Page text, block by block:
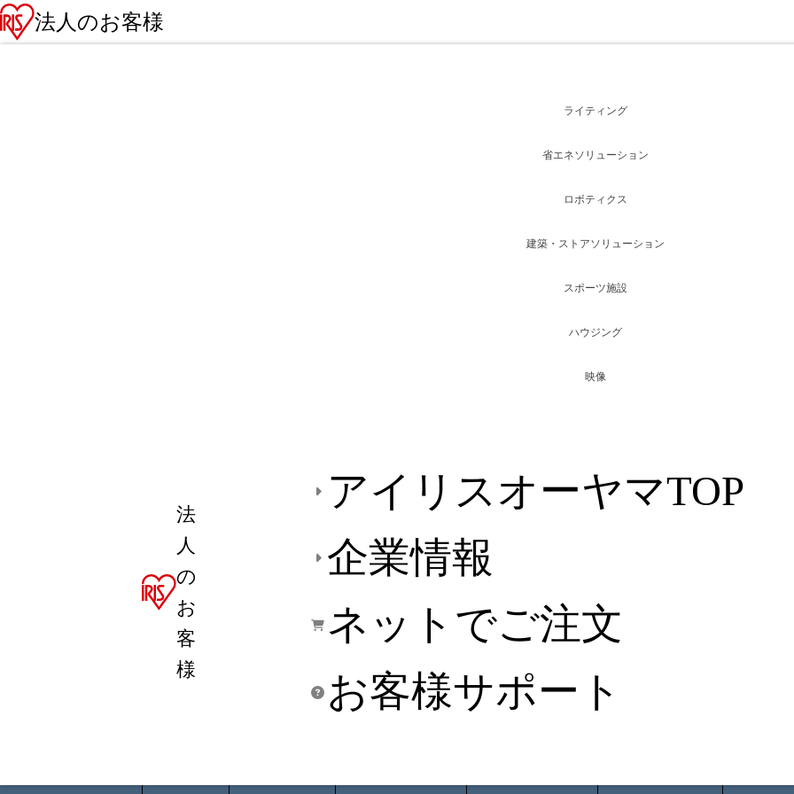
法人のお客様
法
人
の
お
客
様
アイリスオーヤマTOP
企業情報
ネットでご注文
お客様サポート
ライティング
省エネソリューション
ロボティクス
建築・ストアソリューション
スポーツ施設
ハウジング
映像